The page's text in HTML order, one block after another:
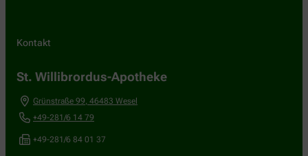
Kontakt
St. Willibrordus-Apotheke
Grünstraße 99, 46483 Wesel
+49-281/6 14 79
+49-281/6 84 01 37